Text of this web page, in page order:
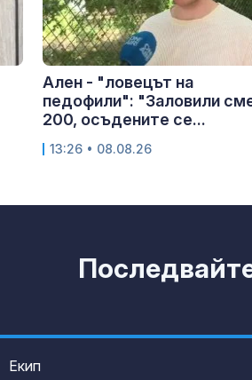
Ален - "ловецът на
педофили": "Заловили
200, осъдените се...
13:26 • 08.08.26
Екип